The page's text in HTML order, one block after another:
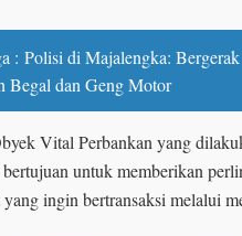
: Polisi di Majalengka:
Begal dan Geng Motor
Vital Perbankan yang
untuk memberikan
yang ingin bertransaksi melalui